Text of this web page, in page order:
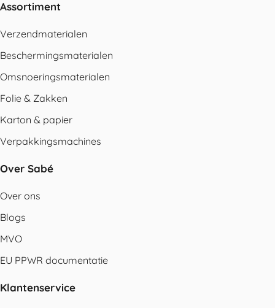
Assortiment
Verzendmaterialen
Beschermingsmaterialen
Omsnoeringsmaterialen
Folie & Zakken
Karton & papier
Verpakkingsmachines
Over Sabé
Over ons
Blogs
MVO
EU PPWR documentatie
Klantenservice